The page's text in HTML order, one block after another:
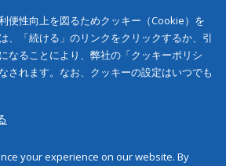
便性向上を図るためクッキー（Cookie）を
、「続ける」のリンクをクリックするか、引
なることにより、弊社の「クッキーポリシ
されます。なお、クッキーの設定はいつでも
your experience on our website. By